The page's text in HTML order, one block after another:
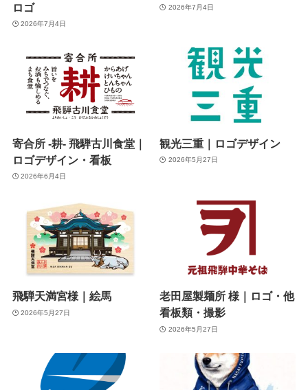
ロゴ
2026年7月4日
2026年7月4日
寄合所 -耕- 飛騨古川食堂｜
ロゴデザイン・看板
2026年6月4日
観光三重｜ロゴデザイン
2026年5月27日
飛騨天満宮様｜絵馬
2026年5月27日
老田屋製麺所 様｜ロゴ・他
看板類・撮影
2026年5月27日